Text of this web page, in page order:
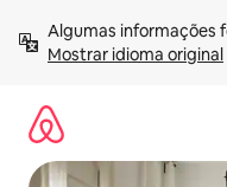
para
Mostrar idioma original